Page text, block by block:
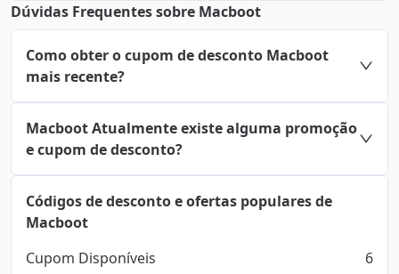
Dúvidas Frequentes sobre Macboot
Como obter o cupom de desconto Macboot
mais recente?
Macboot Atualmente existe alguma promoção
e cupom de desconto?
Códigos de desconto e ofertas populares de
Macboot
Cupom Disponíveis
6